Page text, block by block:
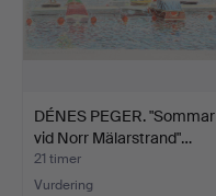
DÉNES PEGER. "Sommar
vid Norr Mälarstrand"…
21 timer
Vurdering